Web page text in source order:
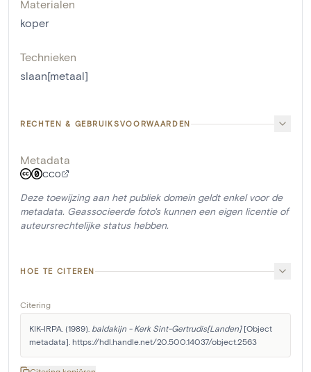
Materialen
koper
Technieken
slaan[metaal]
RECHTEN & GEBRUIKSVOORWAARDEN
Metadata
CC0
Deze toewijzing aan het publiek domein geldt enkel voor de
metadata. Geassocieerde foto's kunnen een eigen licentie of
auteursrechtelijke status hebben.
HOE TE CITEREN
Citering
KIK-IRPA. (1989). baldakijn - Kerk Sint-Gertrudis[Landen] [Object
metadata]. https://hdl.handle.net/20.500.14037/object.2563